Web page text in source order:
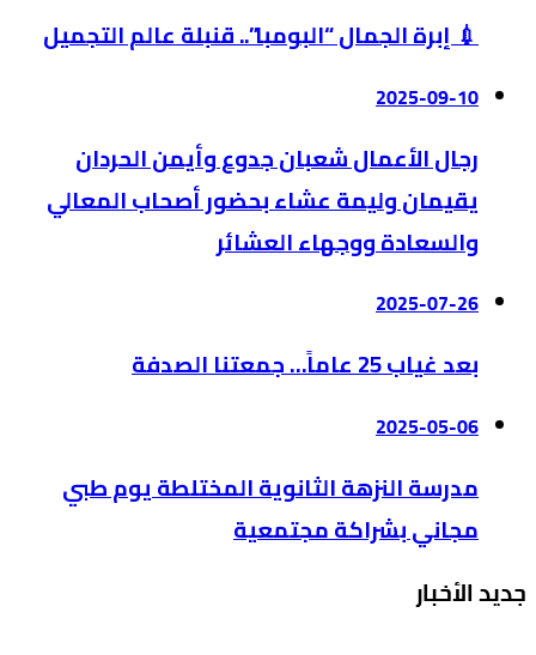
💉 إبرة الجمال “البومبا”.. قنبلة عالم التجميل
2025-09-10
رجال الأعمال شعبان جدوع وأيمن الحردان
يقيمان وليمة عشاء بحضور أصحاب المعالي
والسعادة ووجهاء العشائر
2025-07-26
بعد غياب 25 عاماً… جمعتنا الصدفة
2025-05-06
مدرسة النزهة الثانوية المختلطة يوم طبي
مجاني بشراكة مجتمعية
جديد الأخبار